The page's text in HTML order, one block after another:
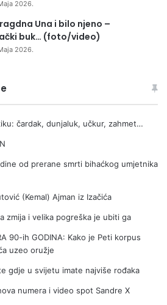
2026.
Una i bilo njeno –
buk… (foto/video)
2026.
čardak, dunjaluk, učkur, zahmet…
od prerane smrti bihaćkog umjetnika
(Kemal) Ajman iz Izačića
zmija i velika pogreška je ubiti ga
90-ih GODINA: Kako je Peti korpus
uzeo oružje
gdje u svijetu imate najviše rođaka
numera i video spot Sandre X